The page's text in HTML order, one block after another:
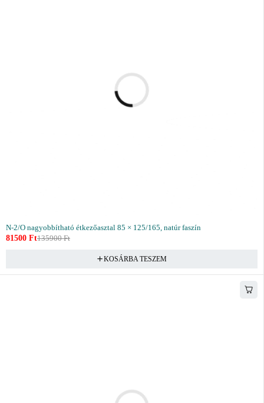
N-2/O nagyobbítható étkezőasztal 85 × 125/165, natúr faszín
135900Ft
81500 Ft
KOSÁRBA TESZEM